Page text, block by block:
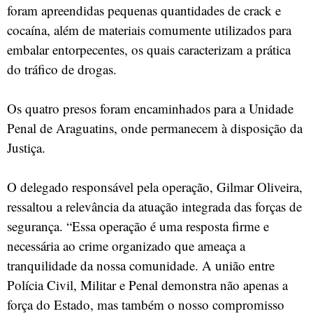
foram apreendidas pequenas quantidades de crack e
cocaína, além de materiais comumente utilizados para
embalar entorpecentes, os quais caracterizam a prática
do tráfico de drogas.
Os quatro presos foram encaminhados para a Unidade
Penal de Araguatins, onde permanecem à disposição da
Justiça.
O delegado responsável pela operação, Gilmar Oliveira,
ressaltou a relevância da atuação integrada das forças de
segurança. “Essa operação é uma resposta firme e
necessária ao crime organizado que ameaça a
tranquilidade da nossa comunidade. A união entre
Polícia Civil, Militar e Penal demonstra não apenas a
força do Estado, mas também o nosso compromisso